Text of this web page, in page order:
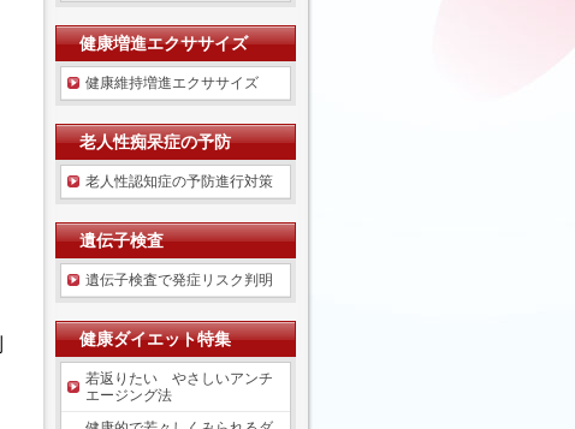
健康増進エクササイズ
健康維持増進エクササイズ
老人性痴呆症の予防
老人性認知症の予防進行対策
遺伝子検査
遺伝子検査で発症リスク判明
健康ダイエット特集
若返りたい やさしいアンチ
エージング法